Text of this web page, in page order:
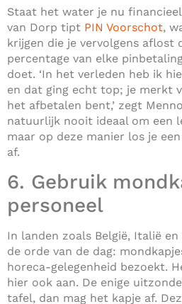
Staat het water je nu
van Dorp tipt PIN Voorschot,
krijgen die je vervolgens aflost
percentage van elke
doet. ‘In het verleden heb ik
en dat ging echt top; je merkt
het afbetalen bent,’ zegt
natuurlijk nooit ideaal om een
maar op deze manier los je
af.
6. Gebruik
personeel
In landen zoals België, Italië
de orde van de dag:
horeca-gelegenheid bezoekt.
hier ook aan. De enige
tafel, dan mag het kapje af.